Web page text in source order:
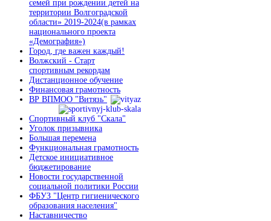
семей при рождении детей на
территории Волгоградской
области» 2019-2024(в рамках
национального проекта
«Демография»)
Город, где важен каждый!
Волжский - Старт
спортивным рекордам
Дистанционное обучение
Финансовая грамотность
ВР ВПМОО "Витязь"
Спортивный клуб "Скала"
Уголок призывника
Большая перемена
Функциональная грамотность
Детское инициативное
бюджетирование
Новости государственной
социальной политики России
ФБУЗ "Центр гигиенического
образования населения"
Наставничество